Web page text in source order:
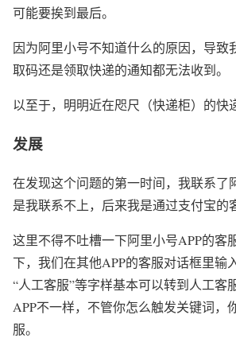
可能要挨到最后。
因为阿里小号不知道什么的原因，导致
取码还是领取快递的通知都无法收到。
以至于，明明近在咫尺（快递柜）的快
发展
在发现这个问题的第一时间，我联系了
是我联系不上，后来我是通过支付宝的
这里不得不吐槽一下阿里小号APP的客
下，我们在其他APP的客服对话框里输入
“人工客服”等字样基本可以转到人工客
APP不一样，不管你怎么触发关键词，
服。